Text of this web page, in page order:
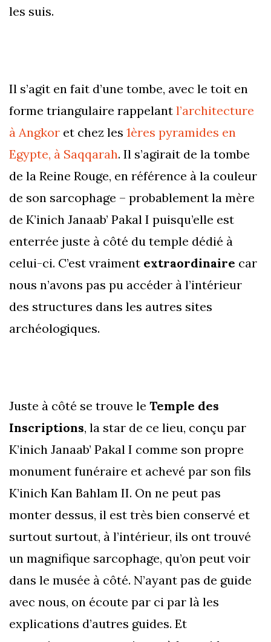
les suis.
Il s’agit en fait d’une tombe, avec le toit en
forme triangulaire rappelant l’architecture
à Angkor et chez les 1ères pyramides en
Egypte, à Saqqarah. Il s’agirait de la tombe
de la Reine Rouge, en référence à la couleur
de son sarcophage – probablement la mère
de K’inich Janaab’ Pakal I puisqu’elle est
enterrée juste à côté du temple dédié à
celui-ci. C’est vraiment extraordinaire car
nous n’avons pas pu accéder à l’intérieur
des structures dans les autres sites
archéologiques.
Juste à côté se trouve le Temple des
Inscriptions, la star de ce lieu, conçu par
K’inich Janaab’ Pakal I comme son propre
monument funéraire et achevé par son fils
K’inich Kan Bahlam II. On ne peut pas
monter dessus, il est très bien conservé et
surtout surtout, à l’intérieur, ils ont trouvé
un magnifique sarcophage, qu’on peut voir
dans le musée à côté. N’ayant pas de guide
avec nous, on écoute par ci par là les
explications d’autres guides. Et